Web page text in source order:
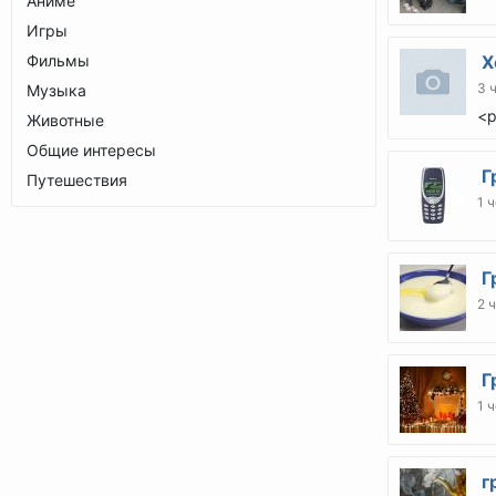
Игры
Фильмы
Музыка
Животные
Общие интересы
Путешествия
3
1
2
1